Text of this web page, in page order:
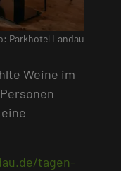
Parkhotel Landau
Weine im
tagen-